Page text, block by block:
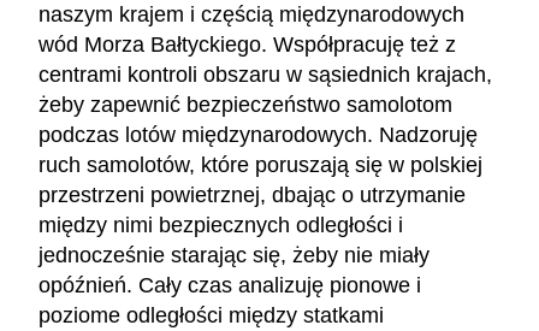
naszym krajem i częścią międzynarodowych
wód Morza Bałtyckiego. Współpracuję też z
centrami kontroli obszaru w sąsiednich krajach,
żeby zapewnić bezpieczeństwo samolotom
podczas lotów międzynarodowych. Nadzoruję
ruch samolotów, które poruszają się w polskiej
przestrzeni powietrznej, dbając o utrzymanie
między nimi bezpiecznych odległości i
jednocześnie starając się, żeby nie miały
opóźnień. Cały czas analizuję pionowe i
poziome odległości między statkami